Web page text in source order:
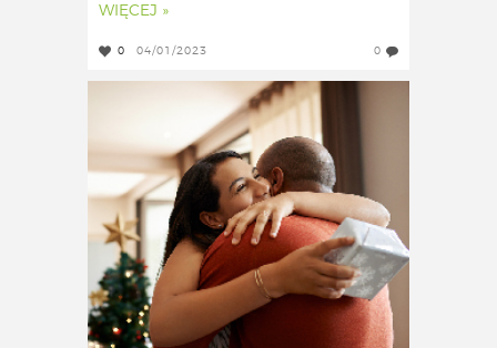
WIĘCEJ »
0 04/01/2023 0